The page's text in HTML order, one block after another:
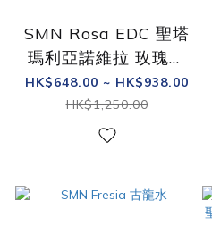
SMN Rosa EDC 聖塔
瑪利亞諾維拉 玫瑰古
龍水 50/100ml
HK$648.00 ~ HK$938.00
HK$1,250.00